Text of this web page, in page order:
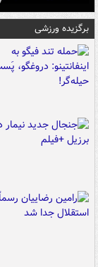
برگزیده ورزشی